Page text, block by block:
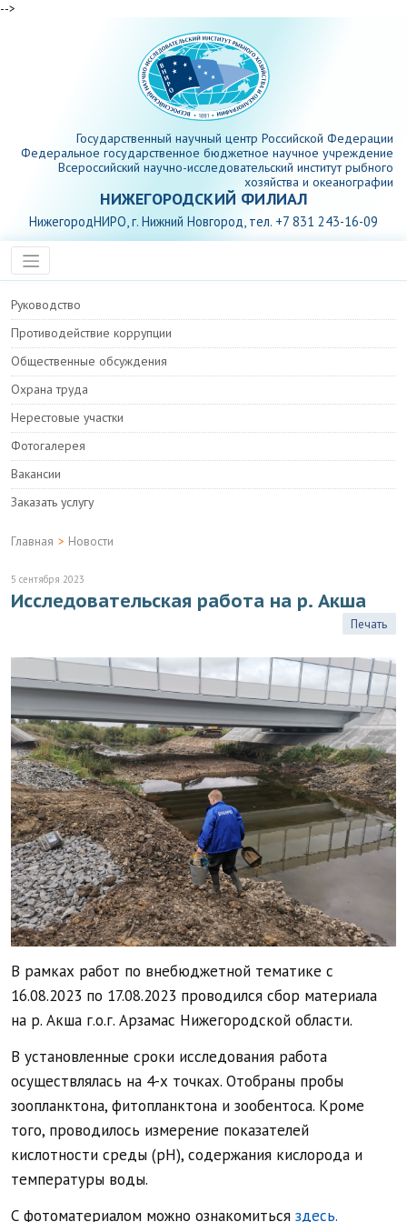
-->
Государственный научный центр Российской Федерации
Федеральное государственное бюджетное научное учреждение
Всероссийский научно-исследовательский институт рыбного
хозяйства и океанографии
НИЖЕГОРОДСКИЙ ФИЛИАЛ
НижегородНИРО, г. Нижний Новгород, тел. +7 831 243-16-09
Руководство
Противодействие коррупции
Общественные обсуждения
Охрана труда
Нерестовые участки
Фотогалерея
Вакансии
Заказать услугу
Главная > Новости
5 сентября 2023
Исследовательская работа на р. Акша
Печать
В рамках работ по внебюджетной тематике с
16.08.2023 по 17.08.2023 проводился сбор материала
на р. Акша г.о.г. Арзамас Нижегородской области.
В установленные сроки исследования работа
осуществлялась на 4-х точках. Отобраны пробы
зоопланктона, фитопланктона и зообентоса. Кроме
того, проводилось измерение показателей
кислотности среды (pH), содержания кислорода и
температуры воды.
С фотоматериалом можно ознакомиться здесь.